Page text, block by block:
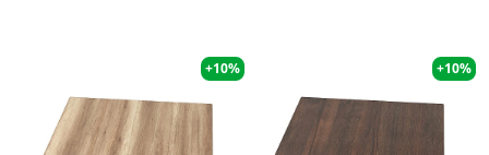
+10% +10%